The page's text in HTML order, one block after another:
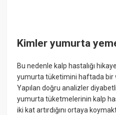
Kimler yumurta
Bu nedenle kalp hastalığı
yumurta tüketimini haftada bir
Yapılan doğru analizler
yumurta tüketmelerinin kalp
iki kat artırdığını ortaya